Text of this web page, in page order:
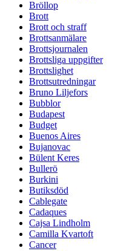
Bröllop
Brott
Brott och straff
Brottsanmälare
Brottsjournalen
Brottsliga uppgifter
Brottslighet
Brottsutredningar
Bruno Liljefors
Bubblor
Budapest
Budget
Buenos Aires
Bujanovac
Bülent Keres
Bullerö
Burkini
Butiksdöd
Cablegate
Cadaques
Cajsa Lindholm
Camilla Kvartoft
Cancer